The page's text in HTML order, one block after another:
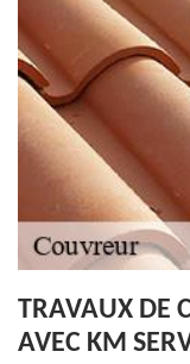
TRAVAUX DE
AVEC KM